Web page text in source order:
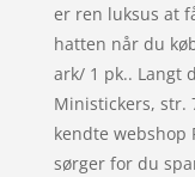
er ren luksus at
hatten når du
ark/ 1 pk.. Langt
Ministickers, str.
kendte webshop
sørger for du